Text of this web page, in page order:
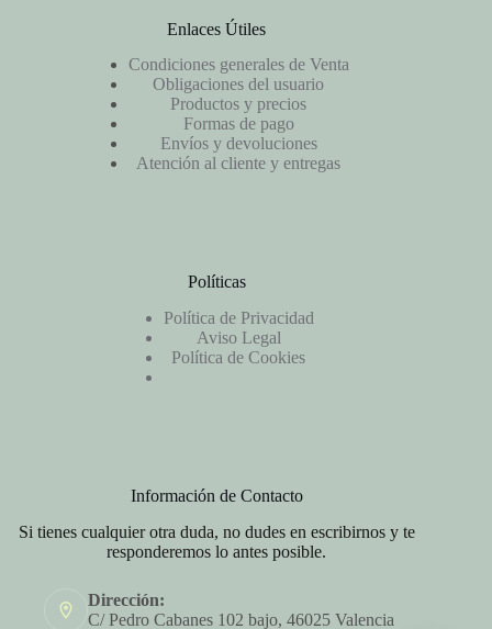
Enlaces Útiles
Condiciones generales de Venta
Obligaciones del usuario
Productos y precios
Formas de pago
Envíos y devoluciones
Atención al cliente y entregas
Políticas
Política de Privacidad
Aviso Legal
Política de Cookies
Información de Contacto
Si tienes cualquier otra duda, no dudes en escribirnos y te
responderemos lo antes posible.
Dirección:
C/ Pedro Cabanes 102 bajo, 46025 Valencia